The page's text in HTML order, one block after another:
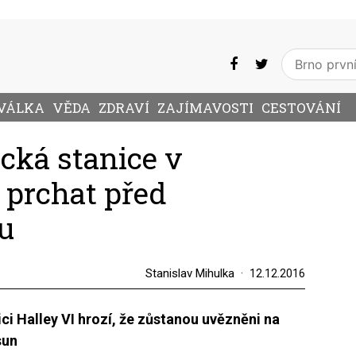
VĚDA ZDRAVÍ ZAJÍMAVOSTI CESTOVÁNÍ
stanice v
před
Stanislav Mihulka 12.12.2016
Halley VI hrozí, že zůstanou uvězněni na